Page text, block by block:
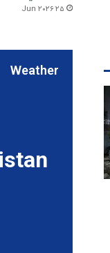
۲۵ Jun ۲۰۲۶
Weather